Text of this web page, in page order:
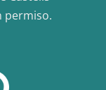
permiso.